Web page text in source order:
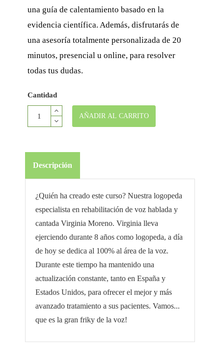
una guía de calentamiento basado en la
evidencia científica. Además, disfrutarás de
una asesoría totalmente personalizada de 20
minutos, presencial u online, para resolver
todas tus dudas.
Cantidad
AÑADIR AL CARRITO
Descripción
¿Quién ha creado este curso? Nuestra logopeda
especialista en rehabilitación de voz hablada y
cantada Virginia Moreno. Virginia lleva
ejerciendo durante 8 años como logopeda, a día
de hoy se dedica al 100% al área de la voz.
Durante este tiempo ha mantenido una
actualización constante, tanto en España y
Estados Unidos, para ofrecer el mejor y más
avanzado tratamiento a sus pacientes. Vamos...
que es la gran friky de la voz!